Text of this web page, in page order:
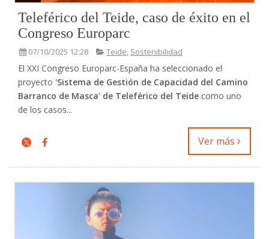
Teleférico del Teide, caso de éxito en el
Congreso Europarc
07/10/2025 12:28 Teide, Sostenibilidad
El XXI Congreso Europarc-España ha seleccionado el
proyecto 'Sistema de Gestión de Capacidad del Camino
Barranco de Masca' de Teleférico del Teide como uno
de los casos...
Ver más